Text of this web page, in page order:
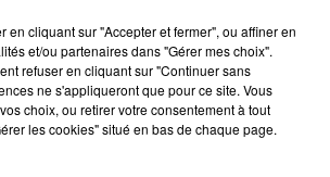
en cliquant sur "Accepter et fermer", ou affiner en
et/ou partenaires dans "Gérer mes choix".
refuser en cliquant sur "Continuer sans
ne s'appliqueront que pour ce site. Vous
choix, ou retirer votre consentement à tout
les cookies" situé en bas de chaque page.